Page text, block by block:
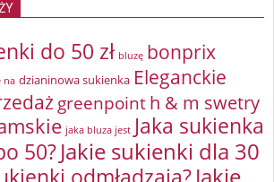
do 50 zł bluzę bonprix
na dzianinowa sukienka Eleganckie
greenpointh & m swetry
jaka bluza jest Jaka sukienka
50?Jakie sukienki dla 30